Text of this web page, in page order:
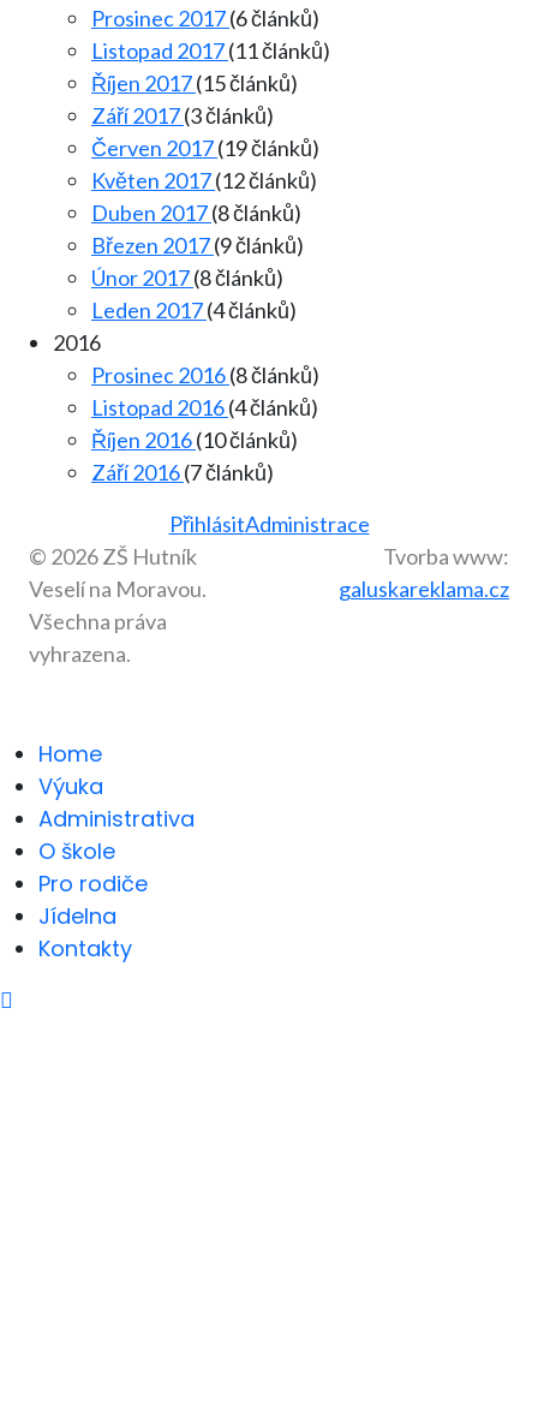
Prosinec 2017(6 článků)
Listopad 2017(11 článků)
Říjen 2017(15 článků)
Září 2017(3 článků)
Červen 2017(19 článků)
Květen 2017(12 článků)
Duben 2017(8 článků)
Březen 2017(9 článků)
Únor 2017(8 článků)
Leden 2017(4 článků)
2016
Prosinec 2016(8 článků)
Listopad 2016(4 článků)
Říjen 2016(10 článků)
Září 2016(7 článků)
PřihlásitAdministrace
© 2026 ZŠ Hutník
Veselí na Moravou.
Všechna práva
vyhrazena.
Tvorba www:
galuskareklama.cz
Home
Výuka
Administrativa
O škole
Pro rodiče
Jídelna
Kontakty